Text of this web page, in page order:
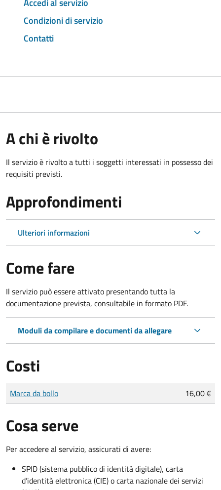
Accedi al servizio
Condizioni di servizio
Contatti
A chi è rivolto
Il servizio è rivolto a tutti i soggetti interessati in possesso dei
requisiti previsti.
Approfondimenti
Ulteriori informazioni
Come fare
Il servizio può essere attivato presentando tutta la
documentazione prevista, consultabile in formato PDF.
Moduli da compilare e documenti da allegare
Costi
Tipo di pagamento
Importo
Marca da bollo 16,00 €
Cosa serve
Per accedere al servizio, assicurati di avere:
SPID (sistema pubblico di identità digitale), carta
d’identità elettronica (CIE) o carta nazionale dei servizi